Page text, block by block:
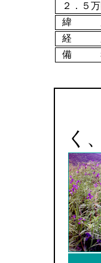
２．５
緯
経
備
く